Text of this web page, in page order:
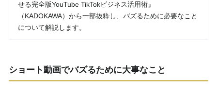
せる完全版YouTube TikTokビジネス活用術』
（KADOKAWA）から一部抜粋し、バズるために必要なこと
について解説します。
ショート動画でバズるために大事なこと